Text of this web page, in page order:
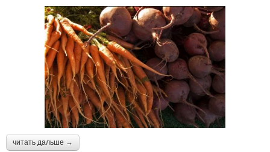
читать дальше →